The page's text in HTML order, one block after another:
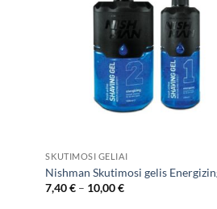
SKUTIMOSI GELIAI
Nishman Skutimosi gelis
7,40€ – 10,00€Price